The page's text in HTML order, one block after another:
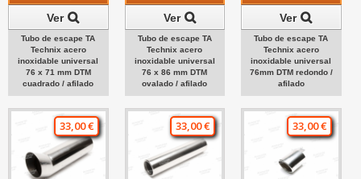
Ver
Tubo de escape TA
Technix acero
inoxidable universal
76 x 71 mm DTM
cuadrado / afilado
Ver
Tubo de escape TA
Technix acero
inoxidable universal
76 x 86 mm DTM
ovalado / afilado
Ver
Tubo de escape TA
Technix acero
inoxidable universal
76mm DTM redondo /
afilado
33,00 € 33,00 € 33,00 €